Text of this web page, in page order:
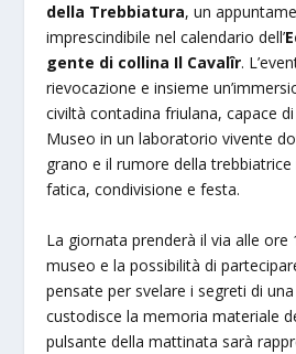
della Trebbiatura, un
imprescindibile nel calendario dell’
gente di collina Il Cavalîr.
rievocazione e insieme
civiltà contadina friulana, capace
Museo in un laboratorio vivente
grano e il rumore della
fatica, condivisione e festa.
La giornata prenderà il via alle ore
museo e la possibilità di
pensate per svelare i segreti di
custodisce la memoria materiale
pulsante della mattinata sarà